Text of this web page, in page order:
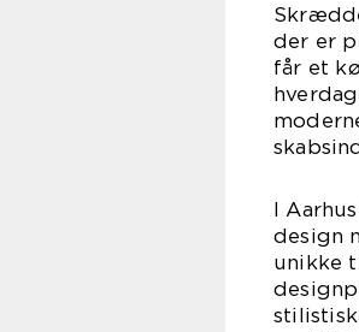
der er
får et
I
design
unikke